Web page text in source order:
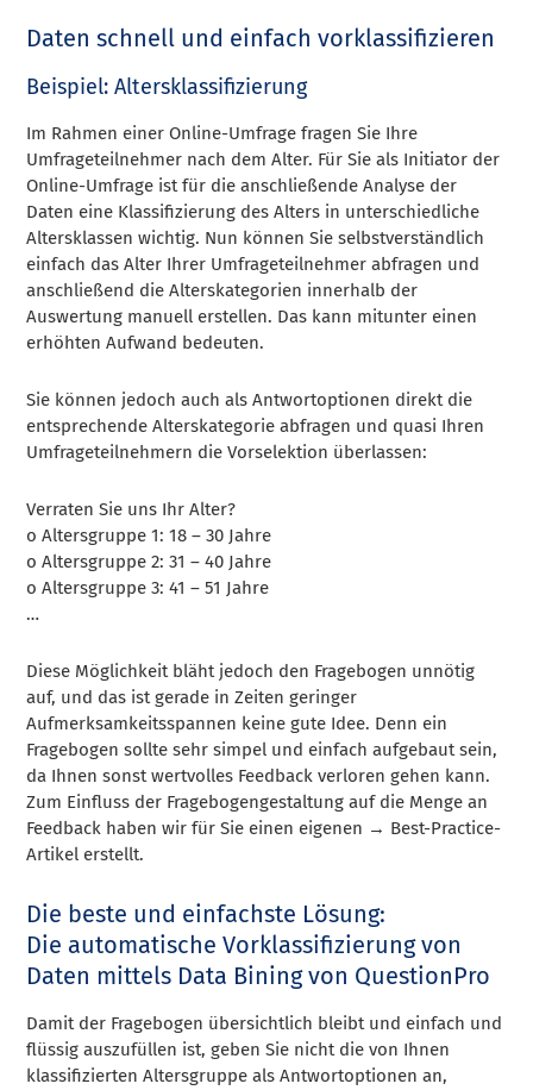
Daten schnell und einfach vorklassifizieren
Beispiel: Altersklassifizierung
Im Rahmen einer Online-Umfrage fragen Sie Ihre
Umfrageteilnehmer nach dem Alter. Für Sie als Initiator der
Online-Umfrage ist für die anschließende Analyse der
Daten eine Klassifizierung des Alters in unterschiedliche
Altersklassen wichtig. Nun können Sie selbstverständlich
einfach das Alter Ihrer Umfrageteilnehmer abfragen und
anschließend die Alterskategorien innerhalb der
Auswertung manuell erstellen. Das kann mitunter einen
erhöhten Aufwand bedeuten.
Sie können jedoch auch als Antwortoptionen direkt die
entsprechende Alterskategorie abfragen und quasi Ihren
Umfrageteilnehmern die Vorselektion überlassen:
Verraten Sie uns Ihr Alter?
o Altersgruppe 1: 18 – 30 Jahre
o Altersgruppe 2: 31 – 40 Jahre
o Altersgruppe 3: 41 – 51 Jahre
…
Diese Möglichkeit bläht jedoch den Fragebogen unnötig
auf, und das ist gerade in Zeiten geringer
Aufmerksamkeitsspannen keine gute Idee. Denn ein
Fragebogen sollte sehr simpel und einfach aufgebaut sein,
da Ihnen sonst wertvolles Feedback verloren gehen kann.
Zum Einfluss der Fragebogengestaltung auf die Menge an
Feedback haben wir für Sie einen eigenen → Best-Practice-
Artikel erstellt.
Die beste und einfachste Lösung:
Die automatische Vorklassifizierung von
Daten mittels Data Bining von QuestionPro
Damit der Fragebogen übersichtlich bleibt und einfach und
flüssig auszufüllen ist, geben Sie nicht die von Ihnen
klassifizierten Altersgruppe als Antwortoptionen an,